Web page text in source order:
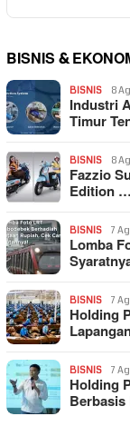
BISNIS &
BISNIS 8
Industri
Timur
BISNIS 8
Fazzio
Edition …
BISNIS 7
Lomba
BISNIS 7
Holding
BISNIS 7
Holding